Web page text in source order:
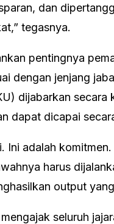
dan
tegasnya.
pentingnya
dengan jenjang
dijabarkan secara
dapat dicapai
Ini adalah
harus
output
seluruh